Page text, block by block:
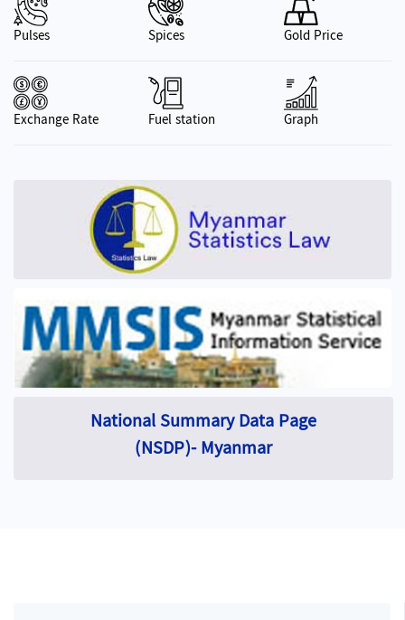
Pulses Spices Gold Price
Exchange Rate Fuel station Graph
National Summary Data Page
(NSDP)- Myanmar